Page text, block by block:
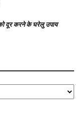
दूर करने के घरेलु उपाय